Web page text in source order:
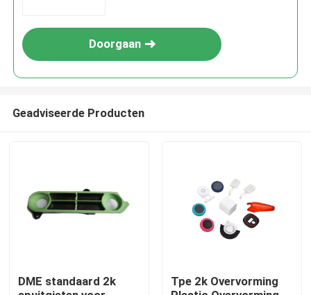
Doorgaan
Geadviseerde Producten
DME standaard 2k
Tpe 2k Overvorming